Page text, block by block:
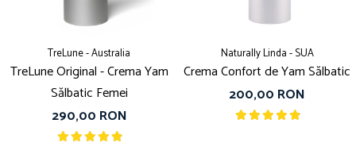
TreLune - Australia
TreLune Original - Crema Yam
Sălbatic Femei
290,00 RON
Naturally Linda - SUA
Crema Confort de Yam Sălbatic
200,00 RON